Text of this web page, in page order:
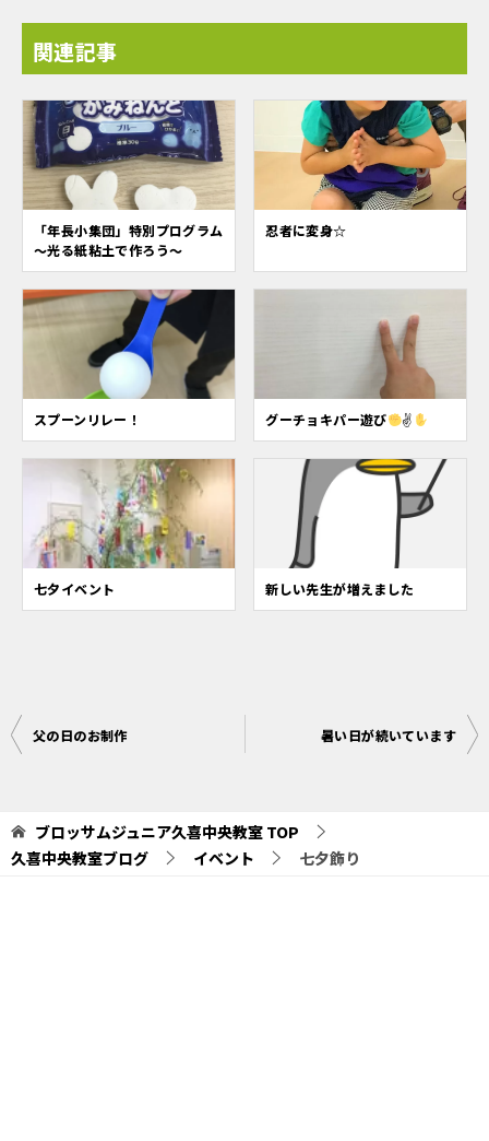
関連記事
「年長小集団」特別プログラム
～光る紙粘土で作ろう～
忍者に変身☆
スプーンリレー！ グーチョキパー遊び ✌
七夕イベント 新しい先生が増えました
投
ビ
ゲ
父の日のお制作 暑い日が続いています
ブロッサムジュニア久喜中央教室 TOP
久喜中央教室ブログ
イベント 七夕飾り